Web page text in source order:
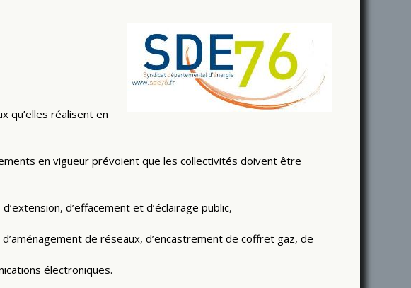
qu’elles réalisent en
en vigueur prévoient que les collectivités doivent être
d’effacement et d’éclairage public,
de réseaux, d’encastrement de coffret gaz, de
électroniques.